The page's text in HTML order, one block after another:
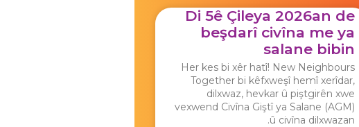
Di 5ê Çileya 2026an de
beşdarî civîna me ya
salane bibin
Her kes bi xêr hatî! New Neighbours
Together bi kêfxweşî hemî xerîdar,
dilxwaz, hevkar û piştgirên xwe
vexwend Civîna Giştî ya Salane (AGM)
û civîna dilxwazan.